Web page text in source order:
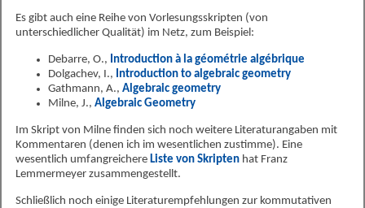
Es gibt auch eine Reihe von Vorlesungsskripten (von
unterschiedlicher Qualität) im Netz, zum Beispiel:
Debarre, O., Introduction à la géométrie algébrique
Dolgachev, I., Introduction to algebraic geometry
Gathmann, A., Algebraic geometry
Milne, J., Algebraic Geometry
Im Skript von Milne finden sich noch weitere Literaturangaben mit
Kommentaren (denen ich im wesentlichen zustimme). Eine
wesentlich umfangreichere Liste von Skripten hat Franz
Lemmermeyer zusammengestellt.
Schließlich noch einige Literaturempfehlungen zur kommutativen